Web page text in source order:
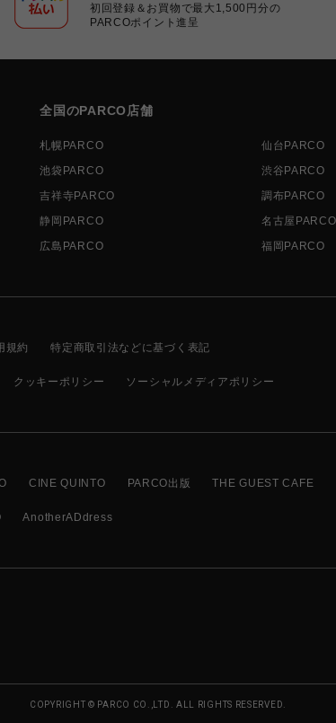
初回登録＆お買物で最大1,500円分の
PARCOポイント進呈
全国のPARCO店舗
札幌PARCO 仙台PARCO
池袋PARCO
渋谷PARCO
吉祥寺PARCO
調布PARCO
静岡PARCO
名古屋PARCO
広島PARCO
福岡PARCO
規約 特定商取引法などに基づく表記
クッキーポリシー ソーシャルメディアポリシー
CINE QUINTO PARCO出版 THE GUEST CAFE
AnotherADdress
COPYRIGHT © PARCO CO.,LTD. ALL RIGHTS RESERVED.